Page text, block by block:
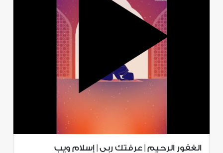
الغفور الرحيم | عرفتك ربي | إسلام ويب